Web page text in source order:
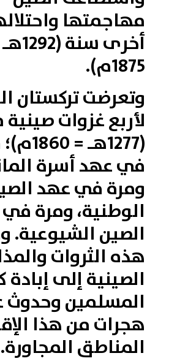
مهاجمتها
أخرى سنة
1875م).
وتعرضت تركستان
لأربع غزوات
(1277هـ
في عهد أسرة
ومرة في عهد
الوطنية، ومرة
الصين الشيوعية.
هذه الثروات
الصينية إلى إبادة
المسلمين وحدوث
هجرات من هذا
المناطق المجاورة.